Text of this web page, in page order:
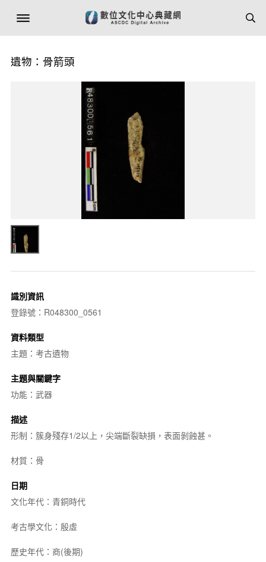
遺物：骨箭頭
識別資訊
登錄號：R048300_0561
資料類型
主題：考古遺物
主題與關鍵字
功能：武器
描述
形制：簇身殘存1/2以上，尖端斷裂缺損，表面剝蝕甚。
材質：骨
日期
文化年代：青銅時代
考古學文化：殷虛
歷史年代：商(後期)